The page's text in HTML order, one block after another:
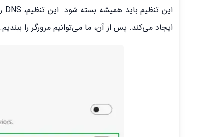
ایجاد می‌کند. پس از آن، ما می‌توانیم مرورگر را ببندیم.